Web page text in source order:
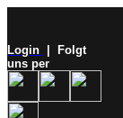
Login
| Folgt
uns per